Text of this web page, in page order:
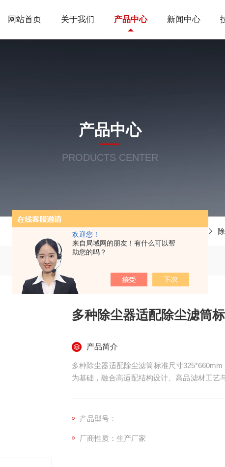
欢迎您！
来自局域网的朋友！有什么可以帮
助您的吗？
网站首页 关于我们 产品中心 新闻中心
产品中心
PRODUCTS CENTER
当前位置：
多种除尘器适配除尘滤筒
产品简介
多种除尘器适配除尘滤筒标准尺寸
为基础，融合高适配结构设计、高品滤材工艺
型、矿山破碎等各类工业粉尘治理场景
产品型号：
厂商性质：生产厂家